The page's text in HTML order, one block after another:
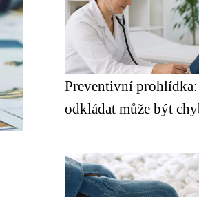
Preventivní
odkládat může být